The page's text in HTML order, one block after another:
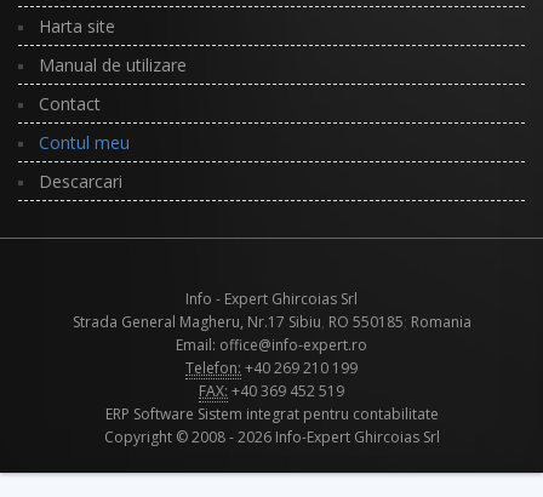
Harta site
Manual de utilizare
Contact
Contul meu
Descarcari
Info - Expert Ghircoias Srl
Strada General Magheru, Nr.17 Sibiu, RO 550185; Romania
Email: office@info-expert.ro
Telefon: +40 269 210 199
FAX: +40 369 452 519
ERP Software Sistem integrat pentru contabilitate
Copyright © 2008 - 2026 Info-Expert Ghircoias Srl